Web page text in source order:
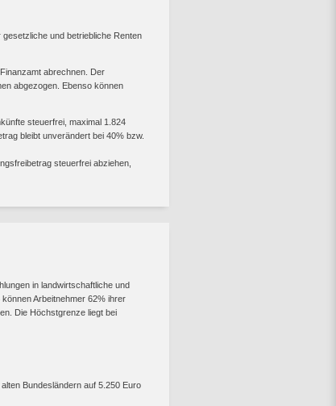
und betriebliche Renten
abrechnen. Der
abgezogen. Ebenso können
steuerfrei, maximal 1.824
bleibt unverändert bei 40% bzw.
steuerfrei abziehen,
in landwirtschaftliche und
Arbeitnehmer 62% ihrer
Die Höchstgrenze liegt bei
Bundesländern auf 5.250 Euro